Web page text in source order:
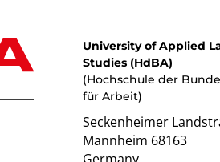
University of Applied
Studies (HdBA)
(Hochschule der
für Arbeit)
Seckenheimer
Mannheim 68163